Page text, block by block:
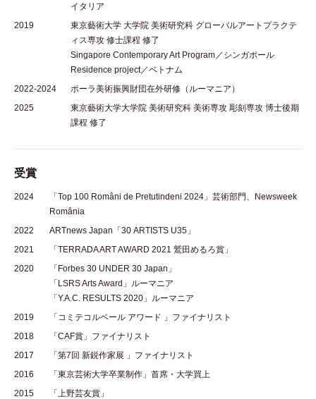
イタリア
2019
東京藝術大学 大学院 美術研究科 グローバルアートプラクテ
ィス専攻 修士課程 修了
Singapore Contemporary Art Program／シンガポール
Residence project／ベトナム
2022-2024
ポーラ美術振興財団在外研修（ルーマニア）
2025
東京藝術大学大学院 美術研究科 美術専攻 彫刻専攻 博士後期
課程 修了
受賞
2024
「Top 100 Români de Pretutindeni 2024」芸術部門、Newsweek
România
2022
ARTnews Japan「30 ARTISTS U35」
2021
「TERRADA ART AWARD 2021 鷲田めるろ賞」
2020
「Forbes 30 UNDER 30 Japan」
「LSRS Arts Award」ルーマニア
「Y.A.C. RESULTS 2020」ルーマニア
2019
「コミテコルベール アワード 」ファイナリスト
2018
「CAF賞」ファイナリスト
2017
「第7回 新鋭作家展 」ファイナリスト
2016
「東京芸術大学卒業制作」首席・大学買上
2015
「上野芸友賞」